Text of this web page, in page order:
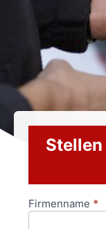
Anfrageformular
Firmenname *